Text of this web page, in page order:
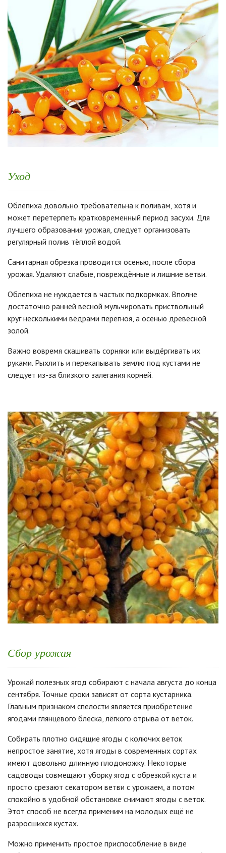
Уход
Облепиха довольно требовательна к поливам, хотя и
может перетерпеть кратковременный период засухи. Для
лучшего образования урожая, следует организовать
регулярный полив тёплой водой.
Санитарная обрезка проводится осенью, после сбора
урожая. Удаляют слабые, повреждённые и лишние ветви.
Облепиха не нуждается в частых подкормках. Вполне
достаточно ранней весной мульчировать приствольный
круг несколькими вёдрами перегноя, а осенью древесной
золой.
Важно вовремя скашивать сорняки или выдёргивать их
руками. Рыхлить и перекапывать землю под кустами не
следует из-за близкого залегания корней.
Сбор урожая
Урожай полезных ягод собирают с начала августа до конца
сентября. Точные сроки зависят от сорта кустарника.
Главным признаком спелости является приобретение
ягодами глянцевого блеска, лёгкого отрыва от веток.
Собирать плотно сидящие ягоды с колючих веток
непростое занятие, хотя ягоды в современных сортах
имеют довольно длинную плодоножку. Некоторые
садоводы совмещают уборку ягод с обрезкой куста и
просто срезают секатором ветви с урожаем, а потом
спокойно в удобной обстановке снимают ягоды с веток.
Этот способ не всегда применим на молодых ещё не
разросшихся кустах.
Можно применить простое приспособление в виде